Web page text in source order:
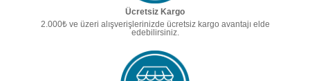
Ücretsiz Kargo
2.000₺ ve üzeri alışverişlerinizde ücretsiz kargo avantajı elde
edebilirsiniz.